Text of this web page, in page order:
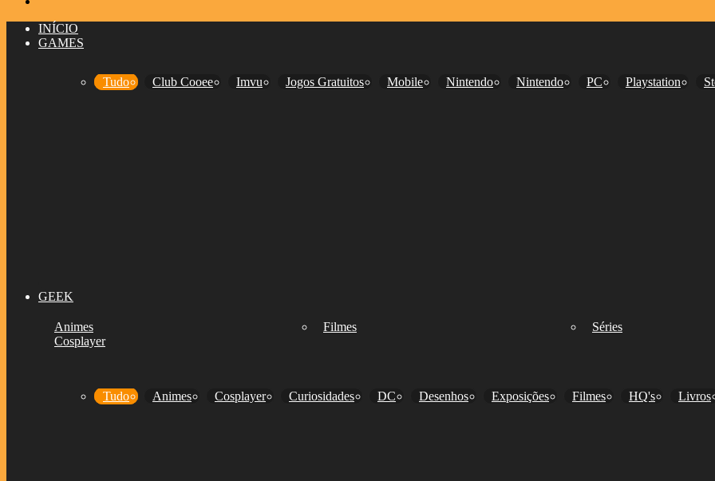
INÍCIO
GAMES
Tudo Club Cooee Imvu Jogos Gratuitos Mobile Nintendo Nintendo PC Playstation
GEEK
Animes Filmes
Séries
Cosplayer
Tudo Animes Cosplayer Curiosidades DC Desenhos Exposições Filmes HQ's Livros